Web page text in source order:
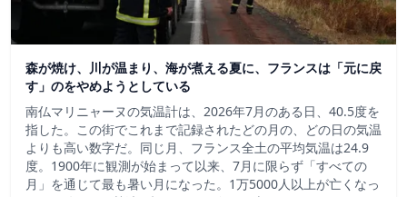
森が焼け、川が温まり、海が煮える夏に、フランスは「元に戻
す」のをやめようとしている
南仏マリニャーヌの気温計は、2026年7月のある日、40.5度を
指した。この街でこれまで記録されたどの月の、どの日の気温
よりも高い数字だ。同じ月、フランス全土の平均気温は24.9
度。1900年に観測が始まって以来、7月に限らず「すべての
月」を通じて最も暑い月になった。1万5000人以上が亡くなっ